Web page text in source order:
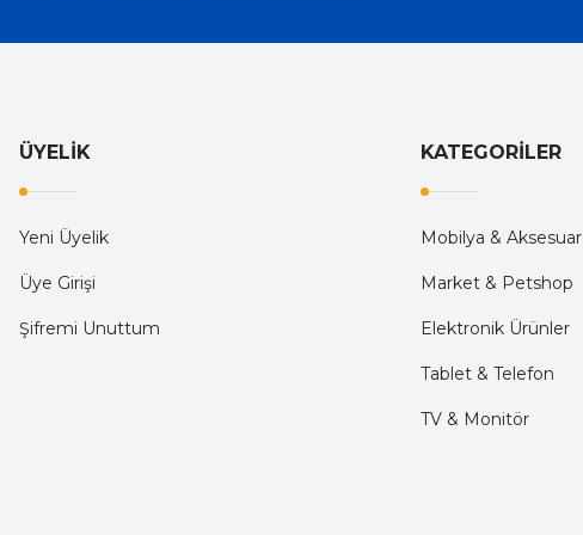
kargo hızlı
mehmet yıldız | 19/06/2025
seiko astron kordon 7x52
ÜYELİK
Yeni Üyelik
Üye Girişi
Şifremi Unuttum
KATEGORİLER
Mobilya & Aksesuar
Market & Petshop
Elektronik Ürünler
Tablet & Telefon
TV & Monitör